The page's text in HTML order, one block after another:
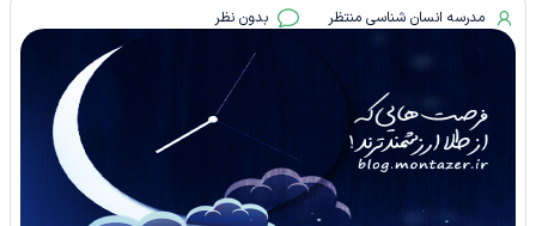
مدرسه انسان شناسی منتظر بدون نظر